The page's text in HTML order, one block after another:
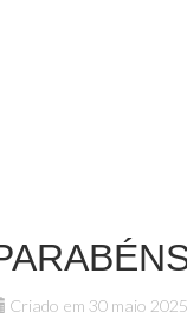
Criado em 30 maio 2025